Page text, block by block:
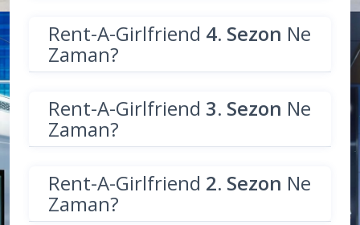
Rent-A-Girlfriend 4. Sezon Ne
Zaman?
Rent-A-Girlfriend 3. Sezon Ne
Zaman?
Rent-A-Girlfriend 2. Sezon Ne
Zaman?